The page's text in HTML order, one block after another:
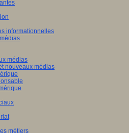
informationnelles
médias
nouveaux médias
métiers